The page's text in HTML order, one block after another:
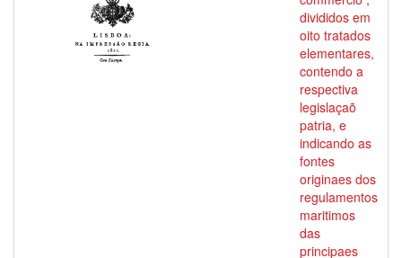
divididos em
oito tratados
elementares,
contendo a
respectiva
legislaçaõ
patria, e
indicando as
fontes
originaes dos
regulamentos
maritimos
das
principaes